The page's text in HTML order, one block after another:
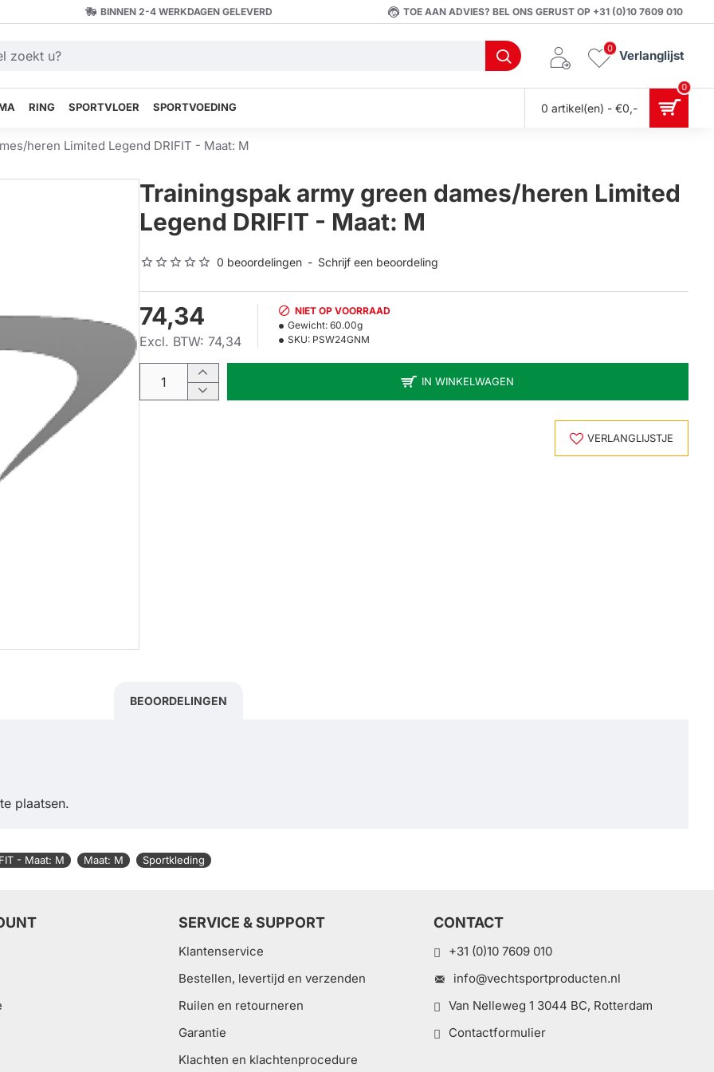
BINNEN 2-4 WERKDAGEN GELEVERD TOE AAN ADVIES? BEL ONS GERUST OP +31 (0)10 7609 010
Verlanglijst
0
RING SPORTVLOER SPORTVOEDING 0 artikel(en) - €0,-
0
heren Limited Legend DRIFIT - Maat: M
Trainingspak army green dames/heren Limited
Legend DRIFIT - Maat: M
0 beoordelingen - Schrijf een beoordeling
74,34
Excl. BTW: 74,34
NIET OP VOORRAAD
Gewicht: 60.00g
SKU: PSW24GNM
IN WINKELWAGEN
VERLANGLIJSTJE
BEOORDELINGEN
plaatsen.
- Maat: M Maat: M Sportkleding
SERVICE & SUPPORT
Klantenservice
Bestellen, levertijd en verzenden
Ruilen en retourneren
Garantie
Klachten en klachtenprocedure
CONTACT
+31 (0)10 7609 010
info@vechtsportproducten.nl
Van Nelleweg 1 3044 BC, Rotterdam
Contactformulier